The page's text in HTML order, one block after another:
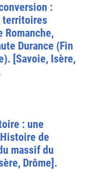
:
territoires
Durance (Fin
[Savoie, Isère,
: une
de
massif du
Drôme].